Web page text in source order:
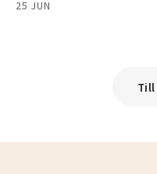
25 JUN
Till